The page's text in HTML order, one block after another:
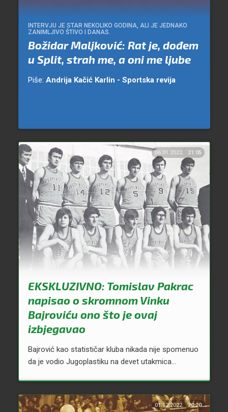
INTERVJU JE STAR NEKOLIKO GODINA, ALI JE JEDNAKO
ZANIMLJIVO ŠTIVO I DANAS.
Božidar Maljković: Rat je, dođem
u Split, strah me, a oni me ljube
Piše: Andrija Kačić Karlin - Sportska revija
06.01.2022. 21:05
EKSKLUZIVNO: Tomislav Pakrac
napisao o skromnom Vinku
Bajroviću ono što je ovaj
izbjegavao
Bajrović kao statističar kluba nikada nije spomenuo
da je vodio Jugoplastiku na devet utakmica...
01.12.2022. 20:20